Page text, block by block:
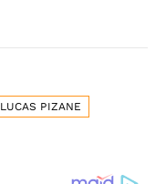
LUCAS PIZANE